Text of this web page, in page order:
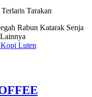
Rabun Katarak Senja
Kopi Luten